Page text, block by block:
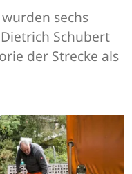
sechs
Schubert
der Strecke als